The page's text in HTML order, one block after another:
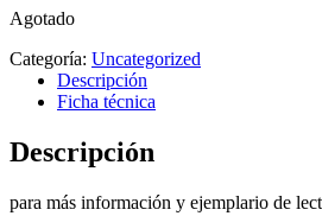
Agotado
Categoría: Uncategorized
Descripción
Ficha técnica
Descripción
para más información y ejemplario de